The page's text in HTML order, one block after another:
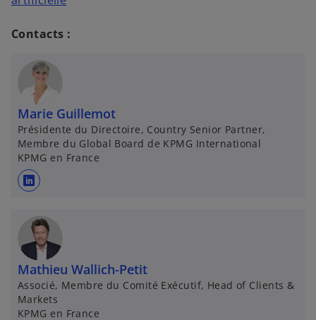
Contacts :
Marie Guillemot
Présidente du Directoire, Country Senior Partner,
Membre du Global Board de KPMG International
KPMG en France
s
o
u
v
r
e
d
Mathieu Wallich-Petit
Associé, Membre du Comité Exécutif, Head of Clients &
Markets
KPMG en France